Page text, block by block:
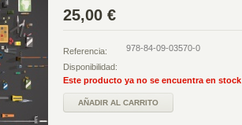
25,00 €
Referencia: 978-84-09-03570-0
Disponibilidad:
Este producto ya no se encuentra en stock
AÑADIR AL CARRITO